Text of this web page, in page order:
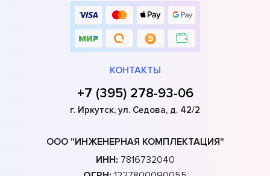
КОНТАКТЫ
+7 (395) 278-93-06
г. Иркутск, ул. Седова, д. 42/2
ООО "ИНЖЕНЕРНАЯ КОМПЛЕКТАЦИЯ"
ИНН: 7816732040